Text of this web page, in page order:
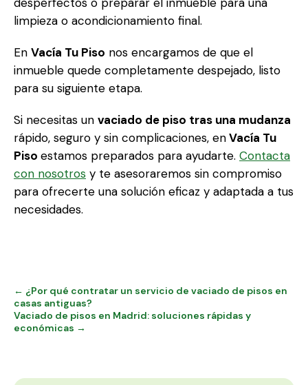
limpieza o acondicionamiento final.
En Vacía Tu Piso nos encargamos de que el
inmueble quede completamente despejado, listo
para su siguiente etapa.
Si necesitas un vaciado de piso tras una mudanza
rápido, seguro y sin complicaciones, enVacía Tu
Piso estamos preparados para ayudarte. Contacta
con nosotros y te asesoraremos sin compromiso
para ofrecerte una solución eficaz y adaptada a tus
necesidades.
← ¿Por qué contratar un servicio de vaciado de pisos en
casas antiguas?
Vaciado de pisos en Madrid: soluciones rápidas y
económicas →